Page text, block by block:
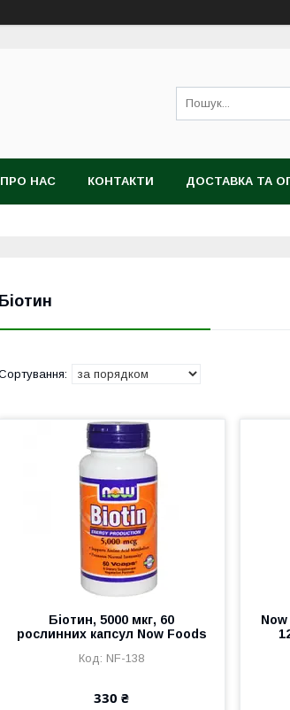
ПРО НАС КОНТАКТИ ДОСТАВКА ТА
Біотин
Біотин, 5000 мкг, 60
рослинних капсул Now Foods
NF-138
330 ₴